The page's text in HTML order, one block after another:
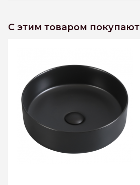
С этим товаром покупают